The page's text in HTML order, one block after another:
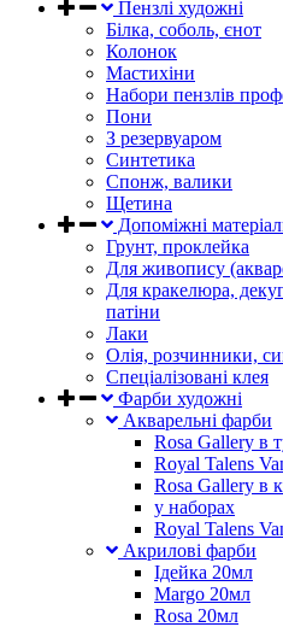
Пензлі художні
Білка, соболь, єнот
Колонок
Мастихіни
Набори пензлів
Пони
З резервуаром
Синтетика
Спонж, валики
Щетина
Допоміжні
Грунт, проклейка
Для живопису
Для кракелюра,
патіни
Лаки
Олія, розчинники,
Спеціалізовані клея
Фарби художні
Акварельні фарби
Rosa Gallery в
Royal Talens
Rosa Gallery в
у наборах
Royal Talens
Акрилові фарби
Ідейка 20мл
Margo 20мл
Rosa 20мл